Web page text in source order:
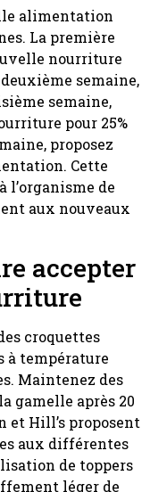
alimentation
La première
nourriture
deuxième semaine,
semaine,
pour 25%
proposez
Cette
l’organisme de
aux nouveaux
accepter
croquettes
à température
Maintenez des
gamelle après 20
et Hill’s proposent
aux différentes
de toppers
léger de